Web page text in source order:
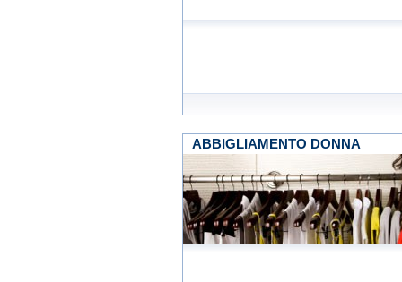
ABBIGLIAMENTO DONNA